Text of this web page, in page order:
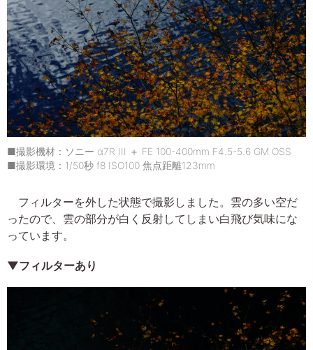
■撮影機材：ソニー α7R III ＋ FE 100-400mm F4.5-5.6 GM OSS
■撮影環境：1/50秒 f8 ISO100 焦点距離123mm
フィルターを外した状態で撮影しました。雲の多い空だ
ったので、雲の部分が白く反射してしまい白飛び気味にな
っています。
▼フィルターあり